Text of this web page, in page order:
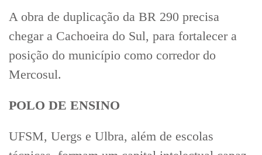
A obra de duplicação da BR 290 precisa
chegar a Cachoeira do Sul, para fortalecer a
posição do município como corredor do
Mercosul.
POLO DE ENSINO
UFSM, Uergs e Ulbra, além de escolas